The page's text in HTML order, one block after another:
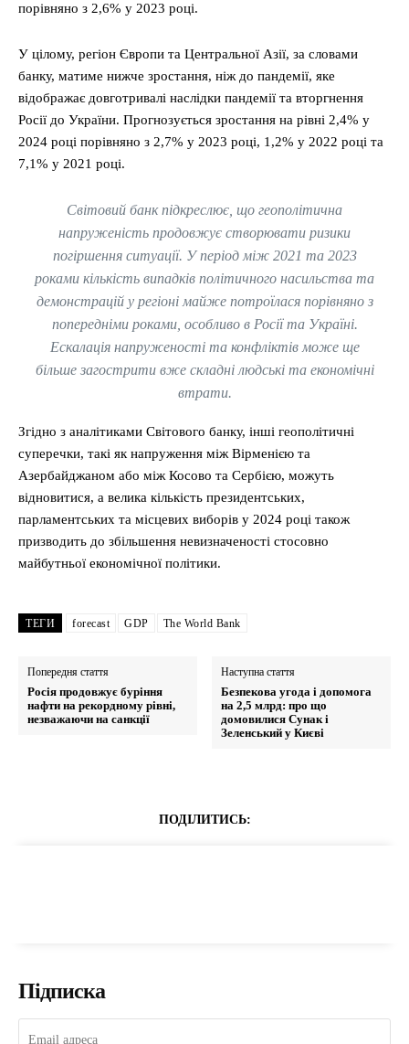
порівняно з 2,6% у 2023 році.
У цілому, регіон Європи та Центральної Азії, за словами
банку, матиме нижче зростання, ніж до пандемії, яке
відображає довготривалі наслідки пандемії та вторгнення
Росії до України. Прогнозується зростання на рівні 2,4% у
2024 році порівняно з 2,7% у 2023 році, 1,2% у 2022 році та
7,1% у 2021 році.
Світовий банк підкреслює, що геополітична
напруженість продовжує створювати ризики
погіршення ситуації. У період між 2021 та 2023
роками кількість випадків політичного насильства та
демонстрацій у регіоні майже потроїлася порівняно з
попередніми роками, особливо в Росії та Україні.
Ескалація напруженості та конфліктів може ще
більше загострити вже складні людські та економічні
втрати.
Згідно з аналітиками Світового банку, інші геополітичні
суперечки, такі як напруження між Вірменією та
Азербайджаном або між Косово та Сербією, можуть
відновитися, а велика кількість президентських,
парламентських та місцевих виборів у 2024 році також
призводить до збільшення невизначеності стосовно
майбутньої економічної політики.
ТЕГИ forecast GDP The World Bank
Попередня стаття
Росія продовжує буріння
нафти на рекордному рівні,
незважаючи на санкції
Наступна стаття
Безпекова угода і допомога
на 2,5 млрд: про що
домовилися Сунак і
Зеленський у Києві
ПОДІЛИТИСЬ:
Підписка